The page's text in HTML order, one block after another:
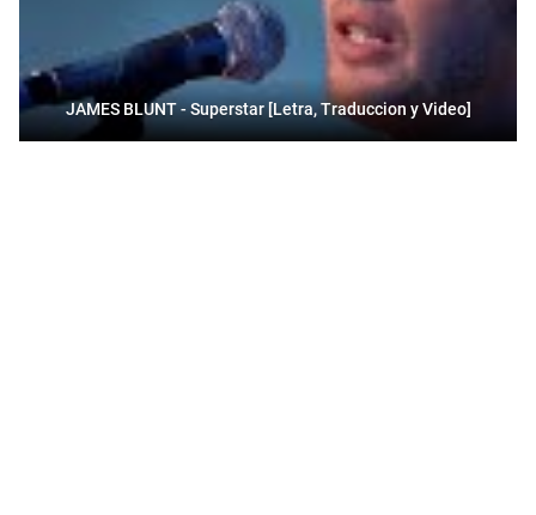
JAMES BLUNT - Superstar [Letra, Traduccion y Video]